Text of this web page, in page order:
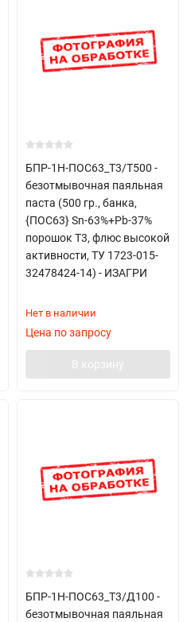
БПР-1Н-ПОС63_Т3/T500 -
безотмывочная паяльная
паста (500 гр., банка,
{ПОС63} Sn-63%+Pb-37%
порошок Т3, флюс высокой
активности, ТУ 1723-015-
32478424-14) - ИЗАГРИ
Нет в наличии
Цена по запросу
В корзину
БПР-1Н-ПОС63_Т3/Д100 -
безотмывочная паяльная